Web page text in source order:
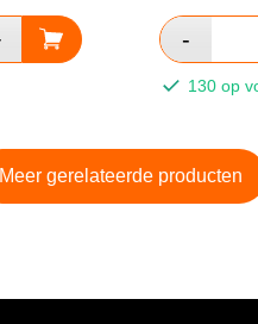
130 op
Meer gerelateerde producten